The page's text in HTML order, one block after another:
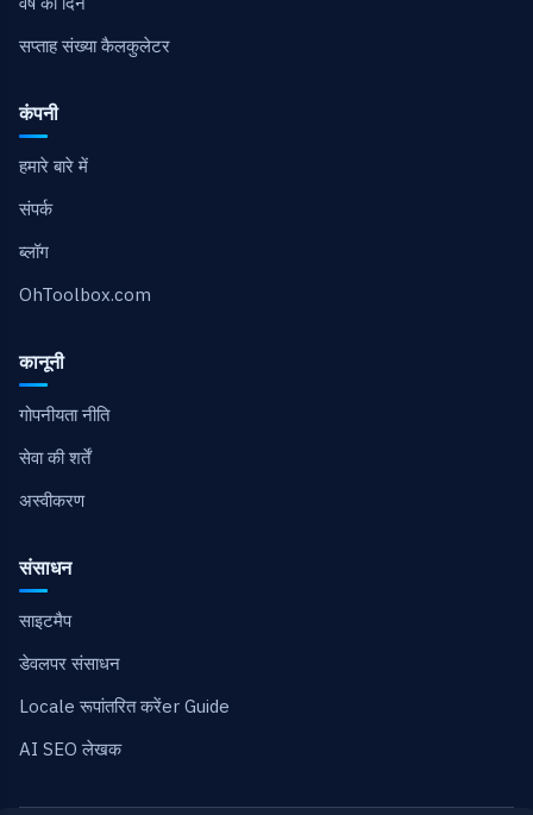
सप्ताह संख्या कैलकुलेटर
कंपनी
हमारे बारे में
संपर्क
ब्लॉग
OhToolbox.com
कानूनी
गोपनीयता नीति
सेवा की शर्तें
अस्वीकरण
संसाधन
साइटमैप
डेवलपर संसाधन
Locale रूपांतरित करेंer Guide
AI SEO लेखक